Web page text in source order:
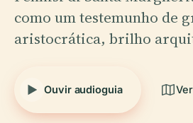
como um testemunho de
aristocrática, brilho
Ouvir audioguia